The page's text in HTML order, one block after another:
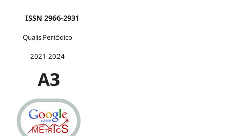
ISSN 2966-2931
Qualis Periódico
2021-2024
A3